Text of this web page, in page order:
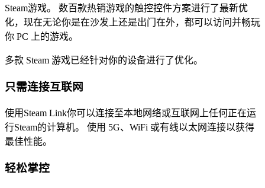
Steam游戏。 数百款热销游戏的触控控件方案进行了最新优
化，现在无论你是在沙发上还是出门在外，都可以访问并畅玩
你 PC 上的游戏。
多款 Steam 游戏已经针对你的设备进行了优化。
只需连接互联网
使用Steam Link你可以连接至本地网络或互联网上任何正在运
行Steam的计算机。 使用 5G、WiFi 或有线以太网连接以获得
最佳性能。
轻松掌控